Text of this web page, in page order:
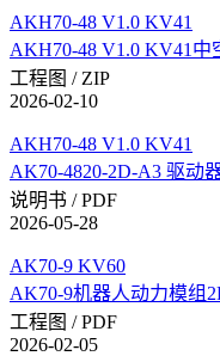
AKH70-48 V1.0 KV41
AKH70-48 V1.0 KV41中
工程图 / ZIP
2026-02-10
AKH70-48 V1.0 KV41
AK70-4820-2D-A3 驱动
说明书 / PDF
2026-05-28
AK70-9 KV60
AK70-9机器人动力模组
工程图 / PDF
2026-02-05